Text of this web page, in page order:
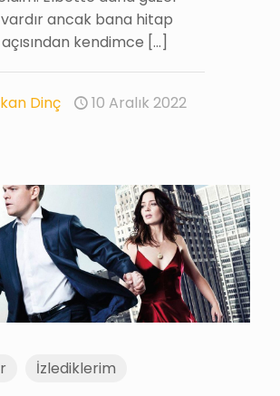
ancak bana hitap
kendimce […]
Dinç 10 Aralık 2022
İzlediklerim